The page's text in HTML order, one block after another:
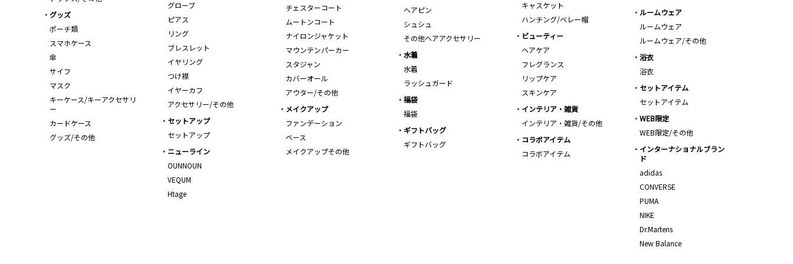
チェスターコート
ムートンコート
ナイロンジャケット
マウンテンパーカー
スタジャン
カバーオール
アウター/その他
グローブ
ピアス
リング
ブレスレット
イヤリング
つけ襟
イヤーカフ
アクセサリー/その他
ヘアピン
シュシュ
その他ヘアアクセサリー
キャスケット
ハンチング/ベレー帽
ルームウェア
ルームウェア
ルームウェア/その他
グッズ
ポーチ類
スマホケース
傘
サイフ
マスク
キーケース/キーアクセサリ
ー
カードケース
グッズ/その他
ビューティー
ヘアケア
フレグランス
リップケア
スキンケア
水着
水着
ラッシュガード
浴衣
浴衣
セットアイテム
セットアイテム
福袋
福袋
メイクアップ
ファンデーション
ベース
メイクアップその他
インテリア・雑貨
インテリア・雑貨/その他
WEB限定
WEB限定/その他
セットアップ
セットアップ
ギフトバッグ
ギフトバッグ
コラボアイテム
コラボアイテム
インターナショナルブラン
ド
adidas
CONVERSE
PUMA
NIKE
Dr.Martens
New Balance
ニューライン
OUNNOUN
VEQUM
Htage